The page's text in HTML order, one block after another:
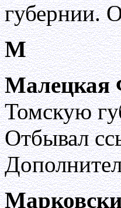
губернии.
М
Малецкая
Томскую
Отбывал